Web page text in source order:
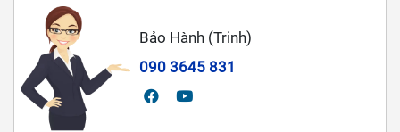
Bảo Hành (Trinh)
090 3645 831